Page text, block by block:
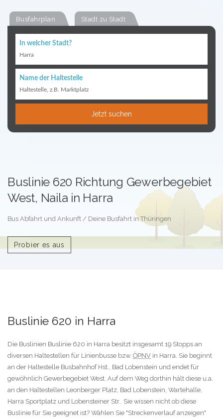
Busfahrplan Stadt zu Stadt
In welcher Stadt?
Harra
Name der Haltestelle
Haltestelle, z.B. Marktplatz
Jetzt suchen
Buslinie 620 Richtung Gewerbegebiet
West, Naila in Harra
Bus Abfahrt und Ankunft / Deine Busfahrt in Thüringen
Probier es aus
Buslinie 620 in Harra
Die Buslinien Buslinie 620 in Harra besitzt insgesamt 19 Stopps an
diversen Haltestellen für Linienbusse bzw. ÖPNV in Harra. Sie beginnt
an der Haltestelle Busbahnhof Hst., Bad Lobenstein und endet für
gewöhnlich Gewerbegebiet West. Auf dem Weg dorthin hält diese u.a.
an den Haltestellen Leonberger Platz, Bad Lobenstein, Wartehalle,
Harra Sportplatz und Lobensteiner Str.. Sie wissen nicht ob diese
Buslinie für Sie geeignet ist? Wählen Sie "Streckenverlauf anzeigen"